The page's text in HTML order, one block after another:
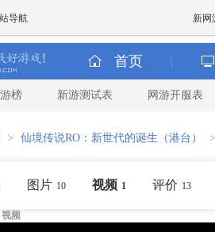
导航 新网
首页
榜 新游测试表 网游开服表
> 仙境传说RO：新世代的诞生（港台） >
图片 10 视频 1 评价 13
频